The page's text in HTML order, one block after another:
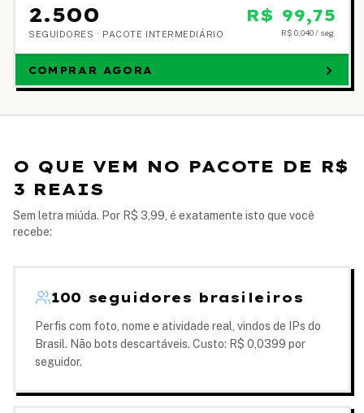
2.500
SEGUIDORES · PACOTE INTERMEDIÁRIO
R$ 99,75
R$ 0,040/ seg.
COMPRAR AGORA
O QUE VEM NO PACOTE DE R$
3 REAIS
Sem letra miúda. Por R$ 3,99, é exatamente isto que você
recebe:
100 seguidores brasileiros
Perfis com foto, nome e atividade real, vindos de IPs do
Brasil. Não bots descartáveis. Custo: R$ 0,0399 por
seguidor.